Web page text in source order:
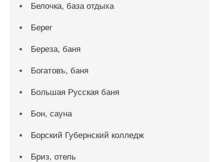
Белочка, база отдыха
Берег
Береза, баня
Богатовъ, баня
Большая Русская баня
Бон, сауна
Борский Губернский колледж
Бриз, отель